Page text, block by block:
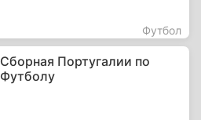
Футбол
Сборная Португалии по
Футболу